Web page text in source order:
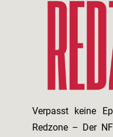
Verpasst keine
Redzone – Der